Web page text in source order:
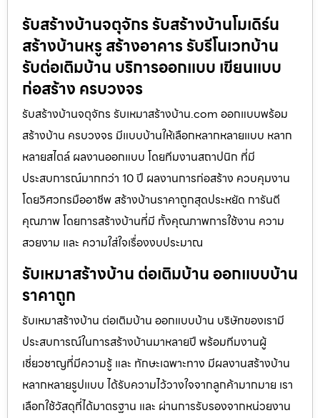
รับสร้างบ้านจตุจักร รับสร้างบ้านโมเดิร์น
สร้างบ้านหรู สร้างอาคาร รับรีโนเวทบ้าน
รับต่อเติมบ้าน บริการออกแบบ เขียนแบบ
ก่อสร้าง ครบวงจร
รับสร้างบ้านจตุจักร รับเหมาสร้างบ้าน.com ออกแบบพร้อม
สร้างบ้าน ครบวงจร มีแบบบ้านให้เลือกหลากหลายแบบ หลาก
หลายสไตล์ ผลงานออกแบบ โดยทีมงานสถาปนิก ที่มี
ประสบการณ์มากกว่า 10 ปี ผลงานการก่อสร้าง ควบคุมงาน
โดยวิศวกรมืออาชีพ สร้างบ้านราคาถูกสุดประหยัด การันตี
คุณภาพ โดยการสร้างบ้านที่มี ทั้งคุณภาพการใช้งาน ความ
สวยงาม และ ความใส่ใจเรื่องงบประมาณ
รับเหมาสร้างบ้าน ต่อเติมบ้าน ออกแบบบ้าน
ราคาถูก
รับเหมาสร้างบ้าน ต่อเติมบ้าน ออกแบบบ้าน บริษัทของเรามี
ประสบการณ์ในการสร้างบ้านมาหลายปี พร้อมทีมงานผู้
เชี่ยวชาญที่มีความรู้ และ ทักษะเฉพาะทาง มีผลงานสร้างบ้าน
หลากหลายรูปแบบ ได้รับความไว้วางใจจากลูกค้ามากมาย เรา
เลือกใช้วัสดุที่ได้มาตรฐาน และ ผ่านการรับรองจากหน่วยงาน